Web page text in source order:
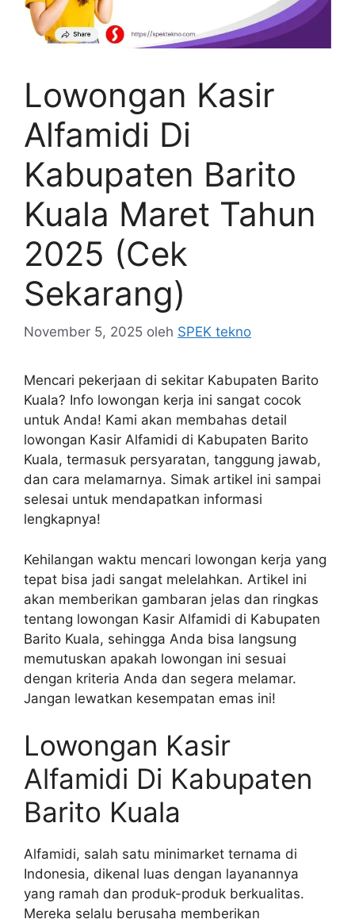
Lowongan Kasir
Alfamidi Di
Kabupaten Barito
Kuala Maret Tahun
2025 (Cek
Sekarang)
November 5, 2025 oleh SPEK tekno
Mencari pekerjaan di sekitar Kabupaten Barito
Kuala? Info lowongan kerja ini sangat cocok
untuk Anda! Kami akan membahas detail
lowongan Kasir Alfamidi di Kabupaten Barito
Kuala, termasuk persyaratan, tanggung jawab,
dan cara melamarnya. Simak artikel ini sampai
selesai untuk mendapatkan informasi
lengkapnya!
Kehilangan waktu mencari lowongan kerja yang
tepat bisa jadi sangat melelahkan. Artikel ini
akan memberikan gambaran jelas dan ringkas
tentang lowongan Kasir Alfamidi di Kabupaten
Barito Kuala, sehingga Anda bisa langsung
memutuskan apakah lowongan ini sesuai
dengan kriteria Anda dan segera melamar.
Jangan lewatkan kesempatan emas ini!
Lowongan Kasir
Alfamidi Di Kabupaten
Barito Kuala
Alfamidi, salah satu minimarket ternama di
Indonesia, dikenal luas dengan layanannya
yang ramah dan produk-produk berkualitas.
Mereka selalu berusaha memberikan